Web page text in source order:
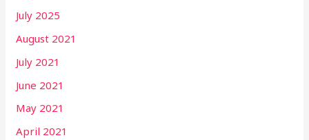
July 2025
August 2021
July 2021
June 2021
May 2021
April 2021